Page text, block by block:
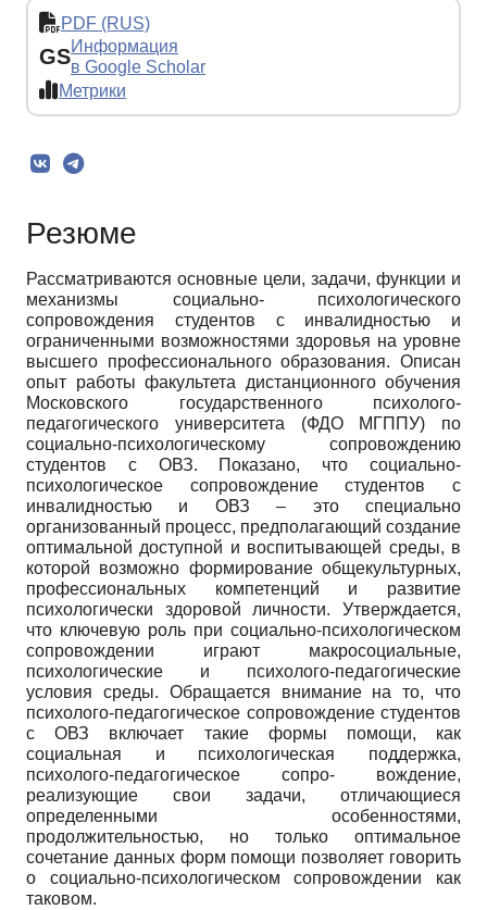
PDF (RUS)
GSИнформация
в Google Scholar
Метрики
Резюме
Рассматриваются основные цели, задачи, функции и
механизмы социально- психологического
сопровождения студентов с инвалидностью и
ограниченными возможностями здоровья на уровне
высшего профессионального образования. Описан
опыт работы факультета дистанционного обучения
Московского государственного психолого-
педагогического университета (ФДО МГППУ) по
социально-психологическому сопровождению
студентов с ОВЗ. Показано, что социально-
психологическое сопровождение студентов с
инвалидностью и ОВЗ – это специально
организованный процесс, предполагающий создание
оптимальной доступной и воспитывающей среды, в
которой возможно формирование общекультурных,
профессиональных компетенций и развитие
психологически здоровой личности. Утверждается,
что ключевую роль при социально-психологическом
сопровождении играют макросоциальные,
психологические и психолого-педагогические
условия среды. Обращается внимание на то, что
психолого-педагогическое сопровождение студентов
с ОВЗ включает такие формы помощи, как
социальная и психологическая поддержка,
психолого-педагогическое сопро- вождение,
реализующие свои задачи, отличающиеся
определенными особенностями,
продолжительностью, но только оптимальное
сочетание данных форм помощи позволяет говорить
о социально-психологическом сопровождении как
таковом.